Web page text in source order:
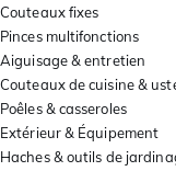
Couteaux fixes
Pinces multifonctions
Aiguisage & entretien
Couteaux de cuisine &
Poêles & casseroles
Extérieur & Équipement
Haches & outils de